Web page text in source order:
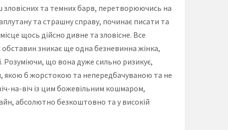
зловісних та темних барв, перетворюючись на
та страшну справу, починає писати та
щось дійсно дивне та зловісне. Все
обставин зникає ще одна безневинна жінка,
що вона дуже сильно ризикує,
якою б жорстокою та непередбачуваною та не
на-віч із цим божевільним кошмаром,
абсолютно безкоштовно та у високій